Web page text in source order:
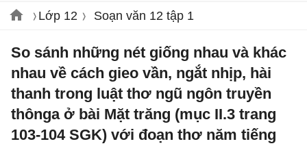
Lớp 12 Soạn văn 12 tập 1
So sánh những nét giống nhau và khác
nhau về cách gieo vần, ngắt nhịp, hài
thanh trong luật thơ ngũ ngôn truyền
thônga ở bài Mặt trăng (mục II.3 trang
103-104 SGK) với đoạn thơ năm tiếng